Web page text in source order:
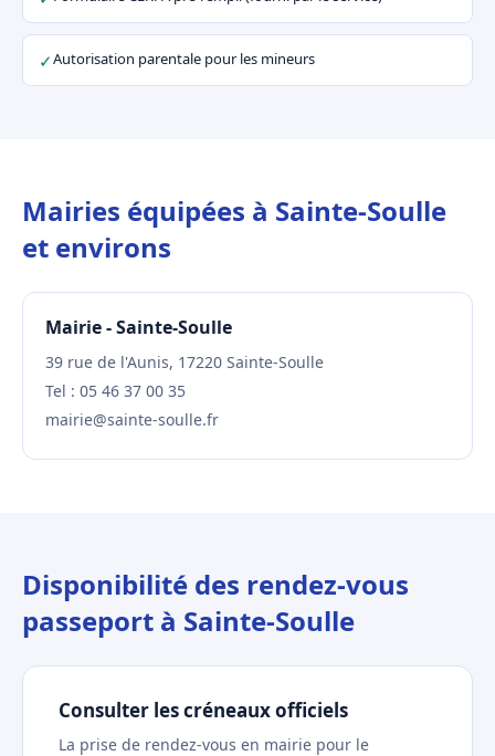
✓Autorisation parentale pour les mineurs
Mairies équipées à Sainte-Soulle
et environs
Mairie - Sainte-Soulle
39 rue de l'Aunis, 17220 Sainte-Soulle
Tel : 05 46 37 00 35
mairie@sainte-soulle.fr
Disponibilité des rendez-vous
passeport à Sainte-Soulle
Consulter les créneaux officiels
La prise de rendez-vous en mairie pour le